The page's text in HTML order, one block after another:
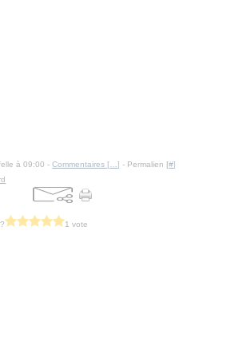
à 09:00 -Commentaires [ …] - Permalien [#]
1 vote